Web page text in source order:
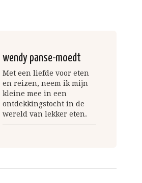
wendy panse-moedt
Met een liefde voor eten
en reizen, neem ik mijn
kleine mee in een
ontdekkingstocht in de
wereld van lekker eten.